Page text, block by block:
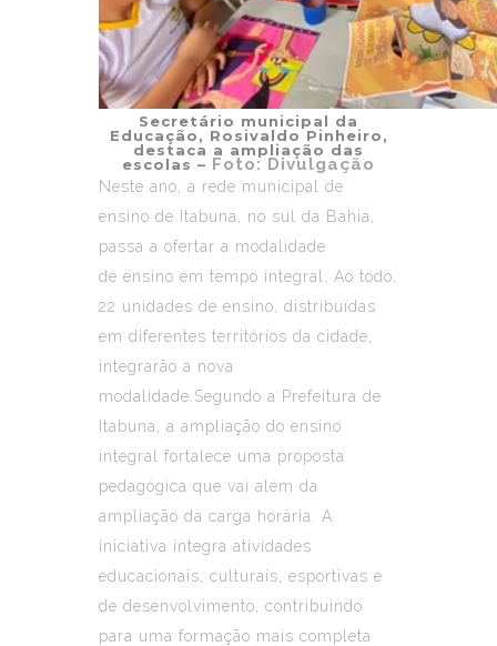
Secretário municipal da
Educação, Rosivaldo Pinheiro,
destaca a ampliação das
escolas – Foto: Divulgação
Neste ano, a rede municipal de
ensino de Itabuna, no sul da Bahia,
passa a ofertar a modalidade
de ensino em tempo integral. Ao todo,
22 unidades de ensino, distribuídas
em diferentes territórios da cidade,
integrarão a nova
modalidade.Segundo a Prefeitura de
Itabuna, a ampliação do ensino
integral fortalece uma proposta
pedagógica que vai além da
ampliação da carga horária. A
iniciativa integra atividades
educacionais, culturais, esportivas e
de desenvolvimento, contribuindo
para uma formação mais completa